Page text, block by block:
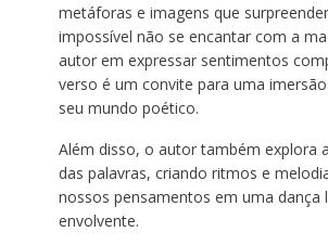
metáforas e imagens que
impossível não se encantar com a
autor em expressar sentimentos
verso é um convite para uma
seu mundo poético.
Além disso, o autor também explora
das palavras, criando ritmos e
nossos pensamentos em uma dança
envolvente.